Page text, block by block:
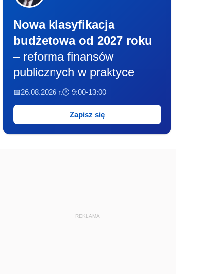
Nowa klasyfikacja
budżetowa od 2027 roku
– reforma finansów
publicznych w praktyce
📅26.08.2026 r.🕐 9:00-13:00
Zapisz się
REKLAMA